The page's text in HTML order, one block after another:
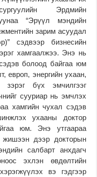
Эрдмийн
“Эрүүл мэндийн
зарим асуудал
сэдвээр бизнесийн
хамгаалжээ. Энэ нь
болоод байгаа юм
европ, энергийн ухаан,
бүх эмчилгээг
сууриар нь эмчлэх
хамгийн чухал сэдэв
ухааны доктор
юм. Энэ утгаараа
жишээн дээр докторын
салбарт анхдагч
эхлэн өвдөлтийн
вэ гэдгээр